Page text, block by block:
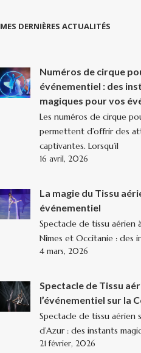
MES DERNIÈRES ACTUALITÉS
Numéros de cirque
événementiel : des
magiques pour vos
Les numéros de cirque
permettent d’offrir des
captivantes. Lorsqu’il
16 avril, 2026
La magie du Tissu
événementiel
Spectacle de tissu aérien
Nîmes et Occitanie : des
4 mars, 2026
Spectacle de Tissu
l’événementiel sur la
Spectacle de tissu aérien
d’Azur : des instants
21 février, 2026